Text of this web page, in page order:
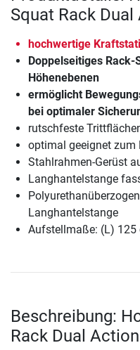
Squat Rack
hochwertige
Doppelseitiges
Höhenebenen
ermöglicht
bei optimaler
rutschfeste
optimal geeignet zum
Stahlrahmen-Gerüst
Langhantelstange
Langhantelstange
Aufstellmaße: (L) 125
Beschreibung:
Rack Dual